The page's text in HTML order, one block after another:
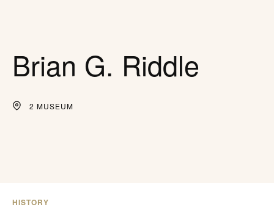
Brian G. Riddle
2 MUSEUM
HISTORY